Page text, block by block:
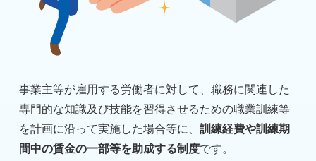
事業主等が雇用する労働者に対して、職務に関連した
専門的な知識及び技能を習得させるための職業訓練等
を計画に沿って実施した場合等に、 訓練経費や訓練期
間中の賃金の一部等を助成する制度です。